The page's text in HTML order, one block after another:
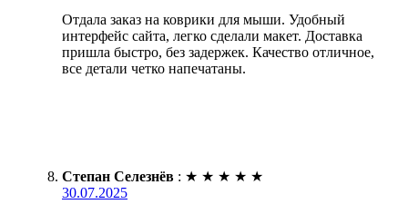
Отдала заказ на коврики для мыши. Удобный
интерфейс сайта, легко сделали макет. Доставка
пришла быстро, без задержек. Качество отличное,
все детали четко напечатаны.
Степан Селезнёв : ★ ★ ★ ★ ★
30.07.2025